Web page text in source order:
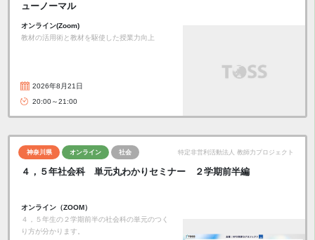
ューノーマル
オンライン(Zoom)
教材の活用術と教材を駆使した授業力向上
2026年8月21日
20:00～21:00
神奈川県 オンライン 社会 特定非営利活動法人 教師力プロジェクト
４，５年社会科 単元丸わかりセミナー ２学期前半編
オンライン（ZOOM）
４，５年生の２学期前半の社会科の単元のつく
り方が分かります。